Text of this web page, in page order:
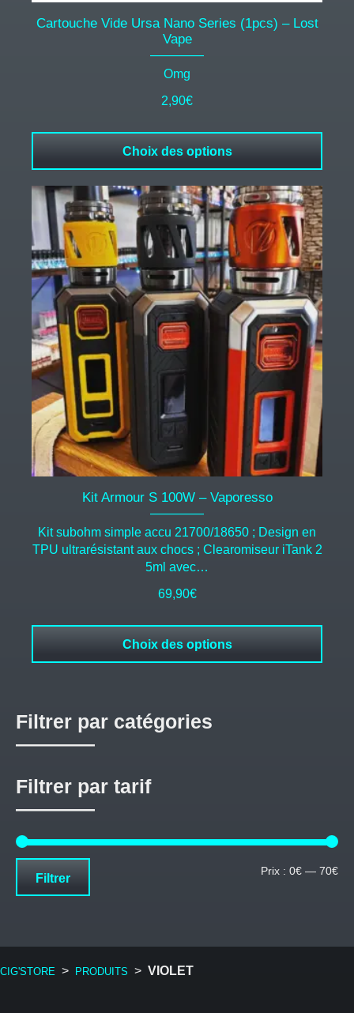
Cartouche Vide Ursa Nano Series (1pcs) – Lost
Vape
Omg
2,90€
Choix des options
Kit Armour S 100W – Vaporesso
Kit subohm simple accu 21700/18650 ; Design en
TPU ultrarésistant aux chocs ; Clearomiseur iTank 2
5ml avec…
69,90€
Choix des options
Ce
produit
a
plusieurs
variations.
Les
options
peuvent
être
choisies
sur
la
page
du
produit
Filtrer par catégories
Filtrer par tarif
Filtrer Prix : 0€ — 70€
CIG'STORE > PRODUITS > VIOLET